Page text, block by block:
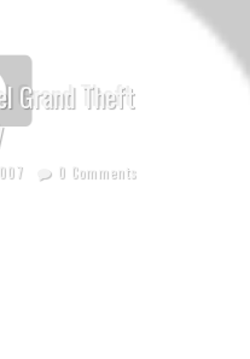
Grand Theft
0 Comments